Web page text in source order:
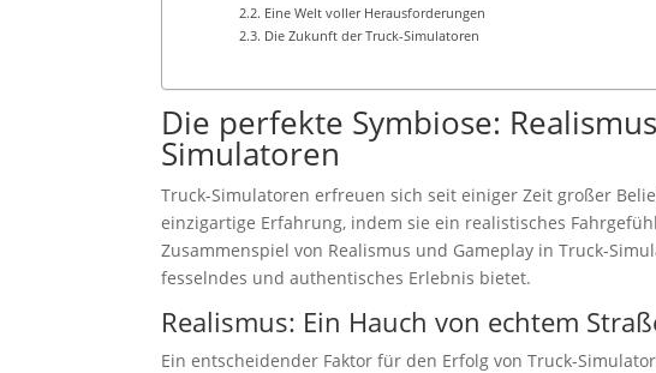
Eine Welt voller Herausforderungen
Die Zukunft der Truck-Simulatoren
Die perfekte Symbiose:
Simulatoren
Truck-Simulatoren erfreuen sich seit einiger Zeit großer
einzigartige Erfahrung, indem sie ein realistisches
Zusammenspiel von Realismus und Gameplay in Truck-
fesselndes und authentisches Erlebnis bietet.
Realismus: Ein Hauch von echtem
Ein entscheidender Faktor für den Erfolg von Truck-